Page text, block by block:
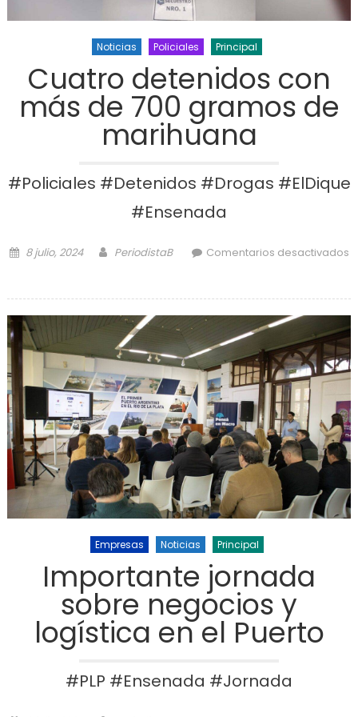
Noticias Policiales Principal
Cuatro detenidos con
más de 700 gramos de
marihuana
#Policiales #Detenidos #Drogas #ElDique
#Ensenada
Posted on
8 julio, 2024 Author
PeriodistaB
Comentarios desactivados
Empresas Noticias Principal
Importante jornada
sobre negocios y
logística en el Puerto
#PLP #Ensenada #Jornada